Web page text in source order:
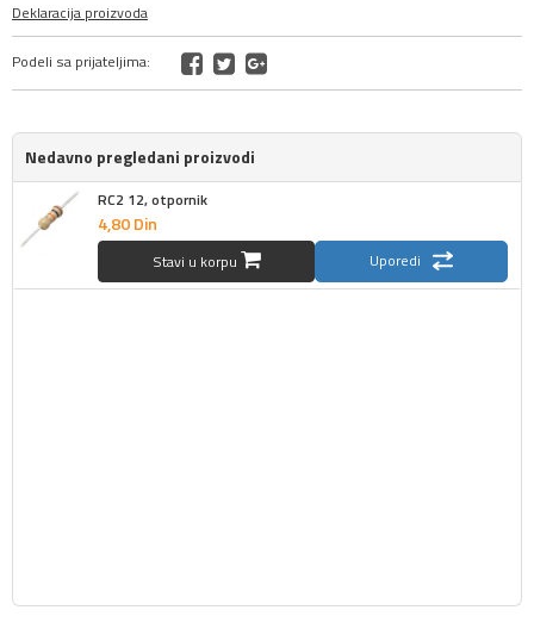
Deklaracija proizvoda
Podeli sa prijateljima:
Nedavno pregledani proizvodi
RC2 12, otpornik
4,80Din
Stavi u korpu Uporedi